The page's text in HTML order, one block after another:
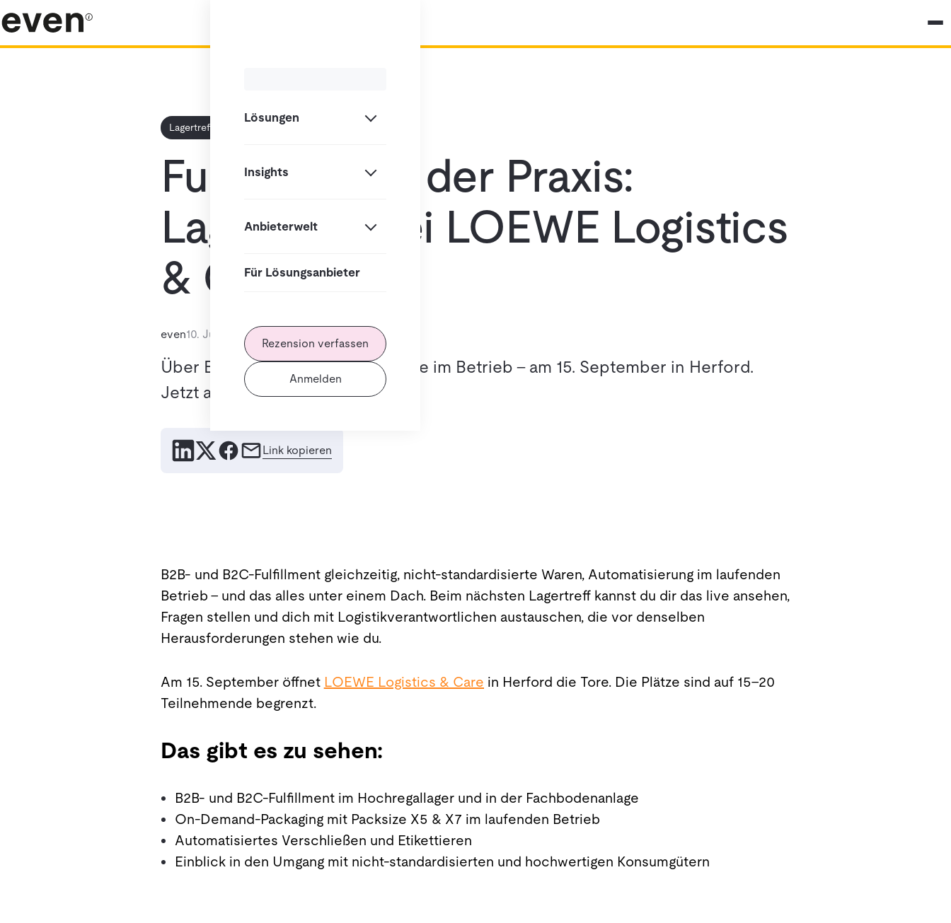
Lösungen
Insights
Anbieterwelt
Für Lösungsanbieter
Rezension verfassen
Anmelden
Lagertreff
Fulfillment in der Praxis:
Lagertreff bei LOEWE Logistics
& Care
even10. Juni 2026
Über B2B- und B2C-Fulfillment live im Betrieb – am 15. September in Herford.
Jetzt anmelden.
Link kopieren
B2B- und B2C-Fulfillment gleichzeitig, nicht-standardisierte Waren, Automatisierung im laufenden
Betrieb – und das alles unter einem Dach. Beim nächsten Lagertreff kannst du dir das live ansehen,
Fragen stellen und dich mit Logistikverantwortlichen austauschen, die vor denselben
Herausforderungen stehen wie du.
Am 15. September öffnet LOEWE Logistics & Care in Herford die Tore. Die Plätze sind auf 15–20
Teilnehmende begrenzt.
Das gibt es zu sehen:
B2B- und B2C-Fulfillment im Hochregallager und in der Fachbodenanlage
On-Demand-Packaging mit Packsize X5 & X7 im laufenden Betrieb
Automatisiertes Verschließen und Etikettieren
Einblick in den Umgang mit nicht-standardisierten und hochwertigen Konsumgütern